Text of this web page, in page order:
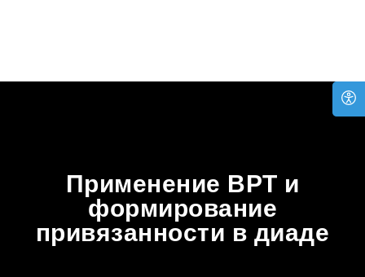
Применение ВРТ и
формирование
привязанности в диаде